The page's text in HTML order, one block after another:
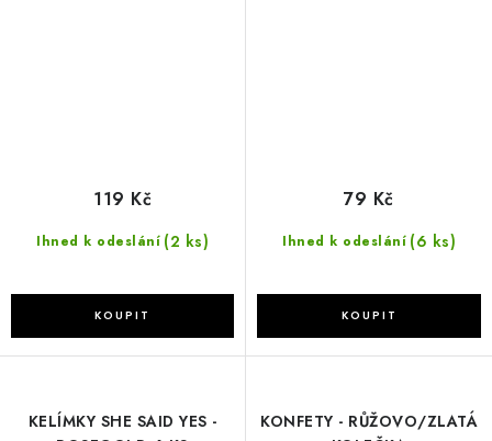
Ihned k odeslání (2 ks)
119 Kč
Ihned k odeslání (6 ks)
79 Kč
KELÍMKY SHE SAID YES -
KONFETY - RŮŽOVO/ZLATÁ